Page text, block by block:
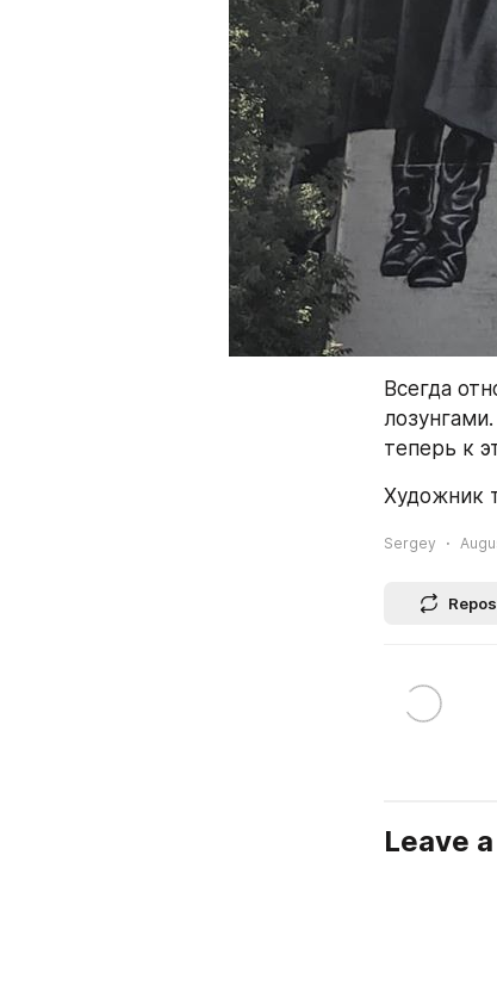
Всегда
теперь к
Художник
Sergey
Leave